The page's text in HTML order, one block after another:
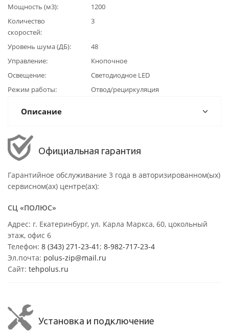
Мощность (м3)
1200
Количество
скоростей
3
Уровень шума (ДБ)
48
Управление
Кнопочное
Освещение
Светодиодное LED
Режим работы
Отвод/рециркуляция
Описание
Официальная гарантия
Гарантийное обслуживание 3 года в авторизированном(ых)
сервисном(ах) центре(ах):
СЦ «ПОЛЮС»
Адрес: г. Екатеринбург, ул. Карла Маркса, 60, цокольный
этаж, офис 6
Телефон: 8 (343) 271-23-41 ; 8-982-717-23-4
Эл.почта: polus-zip@mail.ru
Сайт: tehpolus.ru
Установка и подключение